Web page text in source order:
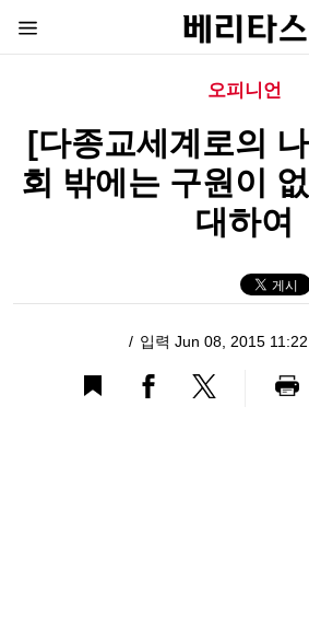
오피니언
[다종교세계로의
회 밖에는 구원이 없
대하여
입력 Jun 08, 2015